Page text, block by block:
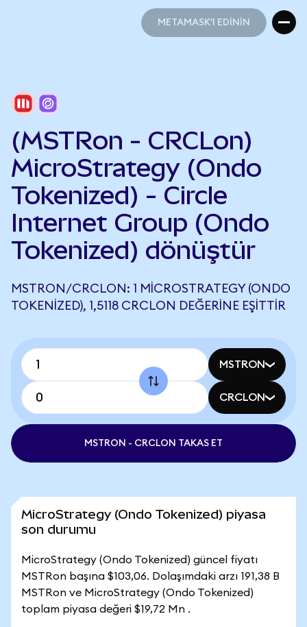
METAMASK'I EDİNİN
(MSTRon - CRCLon)
MicroStrategy (Ondo
Tokenized) - Circle
Internet Group (Ondo
Tokenized) dönüştür
MSTRON/CRCLON: 1 MICROSTRATEGY (ONDO
TOKENIZED), 1,5118 CRCLON DEĞERINE EŞITTIR
MSTRON
CRCLON
MSTRON - CRCLON TAKAS ET
MicroStrategy (Ondo Tokenized) piyasa
son durumu
MicroStrategy (Ondo Tokenized) güncel fiyatı
MSTRon başına $103,06. Dolaşımdaki arzı 191,38 B
MSTRon ve MicroStrategy (Ondo Tokenized)
toplam piyasa değeri $19,72 Mn .